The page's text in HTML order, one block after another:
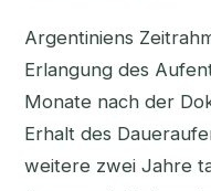
Argentiniens
Erlangung des
Monate nach der
Erhalt des
weitere zwei Jahre